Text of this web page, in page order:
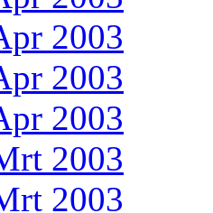
2003
2003
2003
2003
2003